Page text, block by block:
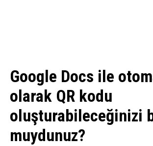
Google Docs ile
olarak QR kodu
oluşturabileceğinizi
muydunuz?